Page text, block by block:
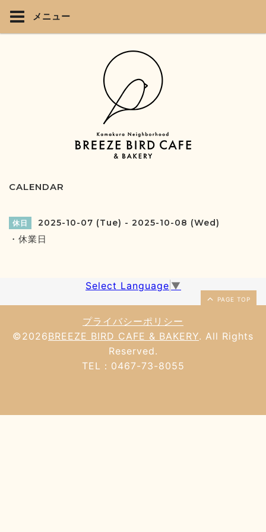
メニュー
CALENDAR
休日 2025-10-07 (Tue) - 2025-10-08 (Wed)
・休業日
Select Language ▼
PAGE TOP
プライバシーポリシー
©2026BREEZE BIRD CAFE & BAKERY. All Rights
Reserved.
TEL：0467-73-8055